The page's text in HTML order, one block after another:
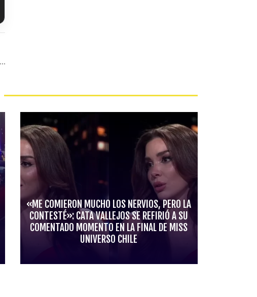
«ME COMIERON MUCHO LOS NERVIOS, PERO LA
CONTESTÉ»: CATA VALLEJOS SE REFIRIÓ A SU
COMENTADO MOMENTO EN LA FINAL DE MISS
UNIVERSO CHILE